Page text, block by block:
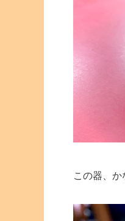
この器、か